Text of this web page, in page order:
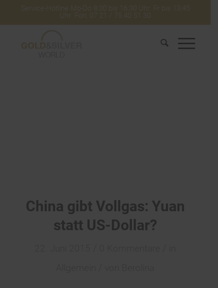
Service-Hotline Mo-Do 8:30 bis 16:30 Uhr. Fr bis 13:45
Uhr. Fon: 07 21 / 75 40 51 30
China gibt Vollgas: Yuan
statt US-Dollar?